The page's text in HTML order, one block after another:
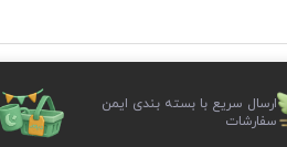
ارسال سریع با بسته بندی ایمن
سفارشات